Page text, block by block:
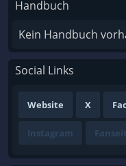
Handbuch
Kein Handbuch
Social Links
Website X
Instagram